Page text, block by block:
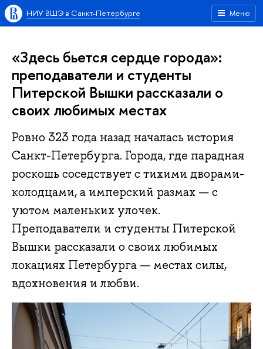
Меню
НИУ ВШЭ в Санкт-Петербурге
«Здесь бьется сердце города»:
преподаватели и студенты
Питерской Вышки рассказали о
своих любимых местах
Ровно 323 года назад началась история
Санкт-Петербурга. Города, где парадная
роскошь соседствует с тихими дворами-
колодцами, а имперский размах — с
уютом маленьких улочек.
Преподаватели и студенты Питерской
Вышки рассказали о своих любимых
локациях Петербурга — местах силы,
вдохновения и любви.